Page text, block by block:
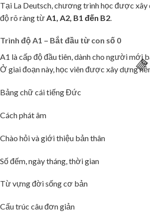
Tại La Deutsch, chương trình học được
độ rõ ràng từ A1, A2, B1 đến B2
Trình độ A1 – Bắt đầu từ con số 0
A1 là cấp độ đầu tiên, dành cho người mới
Ở giai đoạn này, học viên được xây dựng
Bảng chữ cái tiếng Đức
Cách phát âm
Chào hỏi và giới thiệu bản thân
Số đếm, ngày tháng, thời gian
Từ vựng đời sống cơ bản
Cấu trúc câu đơn giản